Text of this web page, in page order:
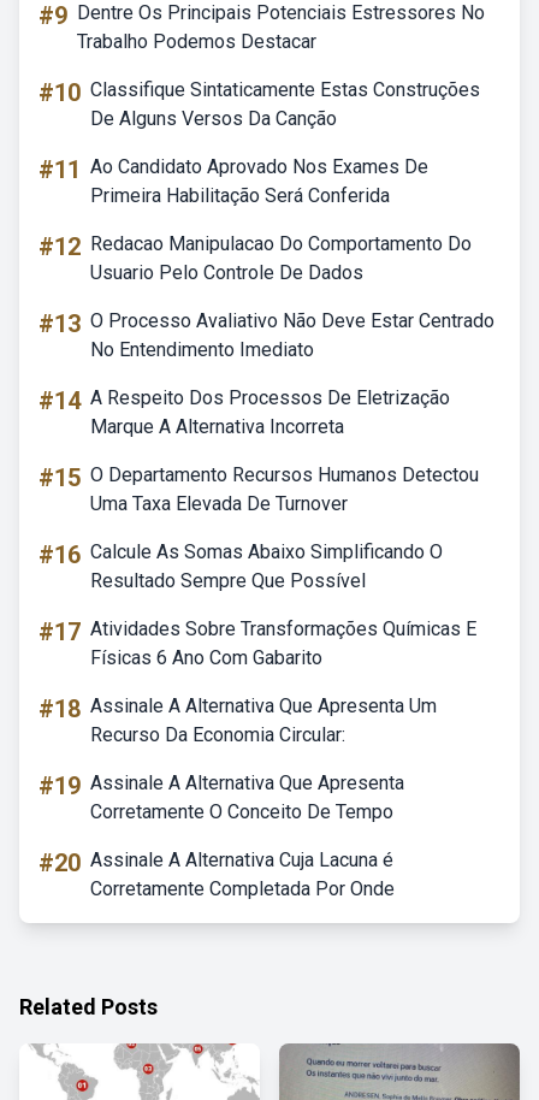
#9 Dentre Os Principais Potenciais Estressores No
Trabalho Podemos Destacar
#10 Classifique Sintaticamente Estas Construções
De Alguns Versos Da Canção
#11 Ao Candidato Aprovado Nos Exames De
Primeira Habilitação Será Conferida
#12 Redacao Manipulacao Do Comportamento Do
Usuario Pelo Controle De Dados
#13 O Processo Avaliativo Não Deve Estar Centrado
No Entendimento Imediato
#14 A Respeito Dos Processos De Eletrização
Marque A Alternativa Incorreta
#15 O Departamento Recursos Humanos Detectou
Uma Taxa Elevada De Turnover
#16 Calcule As Somas Abaixo Simplificando O
Resultado Sempre Que Possível
#17 Atividades Sobre Transformações Químicas E
Físicas 6 Ano Com Gabarito
#18 Assinale A Alternativa Que Apresenta Um
Recurso Da Economia Circular:
#19 Assinale A Alternativa Que Apresenta
Corretamente O Conceito De Tempo
#20 Assinale A Alternativa Cuja Lacuna é
Corretamente Completada Por Onde
Related Posts